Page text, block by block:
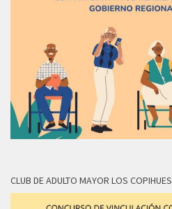
CLUB DE ADULTO MAYOR LOS COPIHUES